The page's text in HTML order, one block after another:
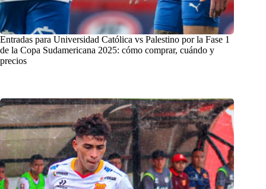
Entradas para Universidad Católica vs Palestino por la Fase 1
de la Copa Sudamericana 2025: cómo comprar, cuándo y
precios